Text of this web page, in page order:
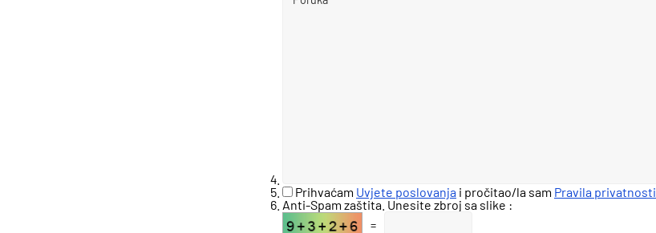
Prihvaćam Uvjete poslovanja i pročitao/la sam Pravila privatnosti
Anti-Spam zaštita. Unesite zbroj sa slike :
=